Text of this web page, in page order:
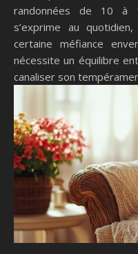
randonnées de 10 à
s’exprime au
certaine méfiance
nécessite un équilibre
canaliser son